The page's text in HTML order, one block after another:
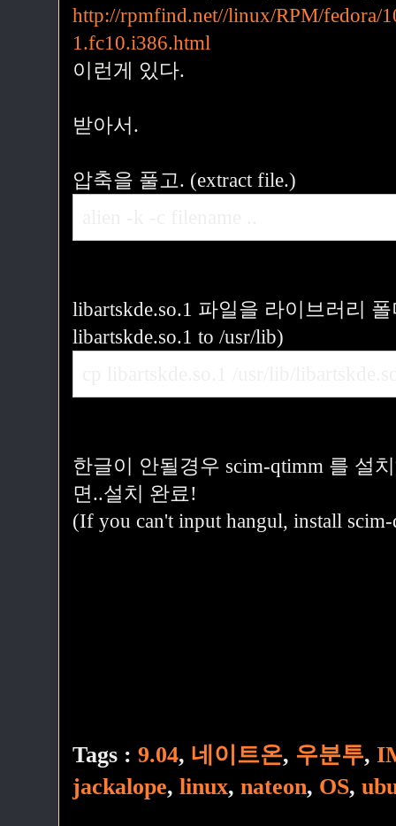
http://rpmfind.net//linux/RPM/fedora/
1.fc10.i386.html
이런게 있다.
받아서.
압축을 풀고. (extract file.)
libartskde.so.1 파일을 라이브러리
libartskde.so.1 to /usr/lib)
한글이 안될경우 scim-qtimm 를 설
면..설치 완료!
(If you can't input hangul, install
Tags : 9.04, 네이트온, 우분투,
jackalope, linux, nateon, OS,